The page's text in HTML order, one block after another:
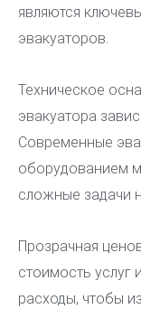
являются
эвакуаторов.
Техническое
эвакуатора
Современные
оборудованием
сложные задачи
Прозрачная
стоимость
расходы, чтобы